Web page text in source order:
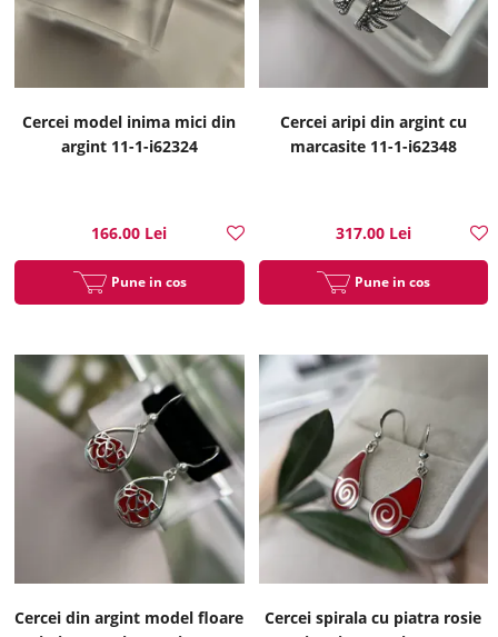
Cercei model inima mici din
argint 11-1-i62324
166.00 Lei
Pune in cos
Cercei aripi din argint cu
marcasite 11-1-i62348
317.00 Lei
Pune in cos
Cercei din argint model floare
Cercei spirala cu piatra rosie